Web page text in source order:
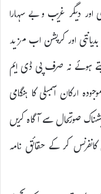
اور دیگر غریب و بے سہارا
بدیانتی اور کرپشن اب مزید
ہوئے نہ صرف پی ڈی ایم
ارکان اسمبلی کا ہنگامی
صورتحال سے آگاہ کریں
کر کے حقائق نامہ